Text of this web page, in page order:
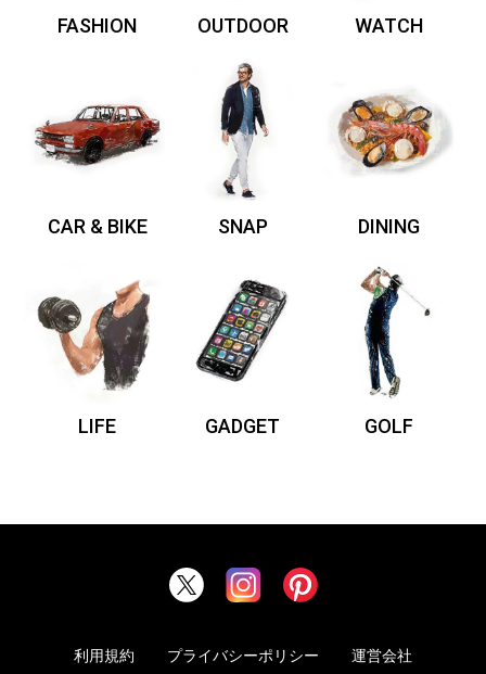
FASHION OUTDOOR WATCH
CAR & BIKE SNAP DINING
LIFE GADGET GOLF
利用規約 プライバシーポリシー 運営会社